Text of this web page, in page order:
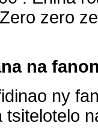
zero
na
ny
tsitelotelo